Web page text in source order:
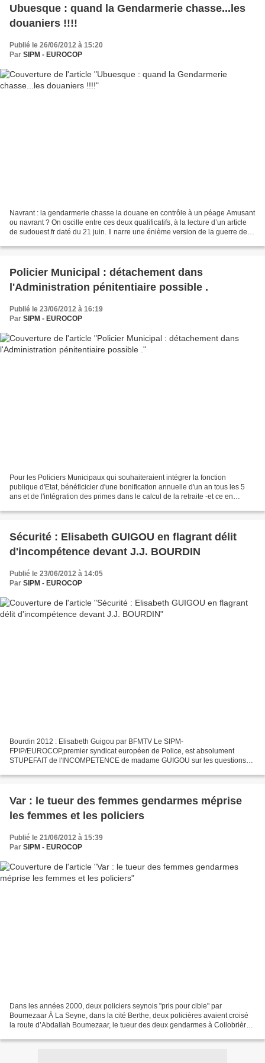
Ubuesque : quand la Gendarmerie chasse...les
douaniers !!!!
Publié le 26/06/2012 à 15:20
Par SIPM - EUROCOP
Navrant : la gendarmerie chasse la douane en contrôle à un péage Amusant
ou navrant ? On oscille entre ces deux qualificatifs, à la lecture d’un article
de sudouest.fr daté du 21 juin. Il narre une énième version de la guerre des
Policier Municipal : détachement dans
l'Administration pénitentiaire possible .
Publié le 23/06/2012 à 16:19
Par SIPM - EUROCOP
Pour les Policiers Municipaux qui souhaiteraient intégrer la fonction
publique d'Etat, bénéficicier d'une bonification annuelle d'un an tous les 5
ans et de l'intégration des primes dans le calcul de la retraite -et ce en
Sécurité : Elisabeth GUIGOU en flagrant délit
d'incompétence devant J.J. BOURDIN
Publié le 23/06/2012 à 14:05
Par SIPM - EUROCOP
Bourdin 2012 : Elisabeth Guigou par BFMTV Le SIPM-
FPIP/EUROCOP,premier syndicat européen de Police, est absolument
STUPEFAIT de l'INCOMPETENCE de madame GUIGOU sur les questions
Var : le tueur des femmes gendarmes méprise
les femmes et les policiers
Publié le 21/06/2012 à 15:39
Par SIPM - EUROCOP
Dans les années 2000, deux policiers seynois "pris pour cible" par
Boumezaar À La Seyne, dans la cité Berthe, deux policières avaient croisé
la route d’Abdallah Boumezaar, le tueur des deux gendarmes à Collobrières.